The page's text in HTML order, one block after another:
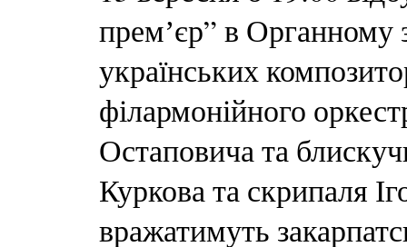
премʼєр” в Органному
українських
філармонійного
Остаповича та
Куркова та скрипаля
вражатимуть